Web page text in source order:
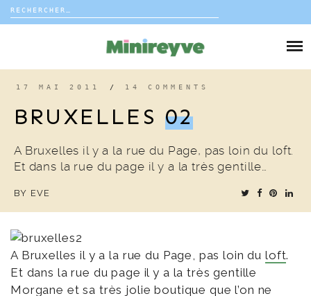
Rechercher :
DÉCO
VOYAGE
COUP DE COEUR
EDITORIAL
17 MAI 2011 / 14 COMMENTS
BRUXELLES 02
A Bruxelles il y a la rue du Page, pas loin du loft.
Et dans la rue du page il y a la très gentille…
BY EVE
A Bruxelles il y a la rue du Page, pas loin du loft.
Et dans la rue du page il y a la très gentille
Morgane etsa très jolie boutique que l’on ne